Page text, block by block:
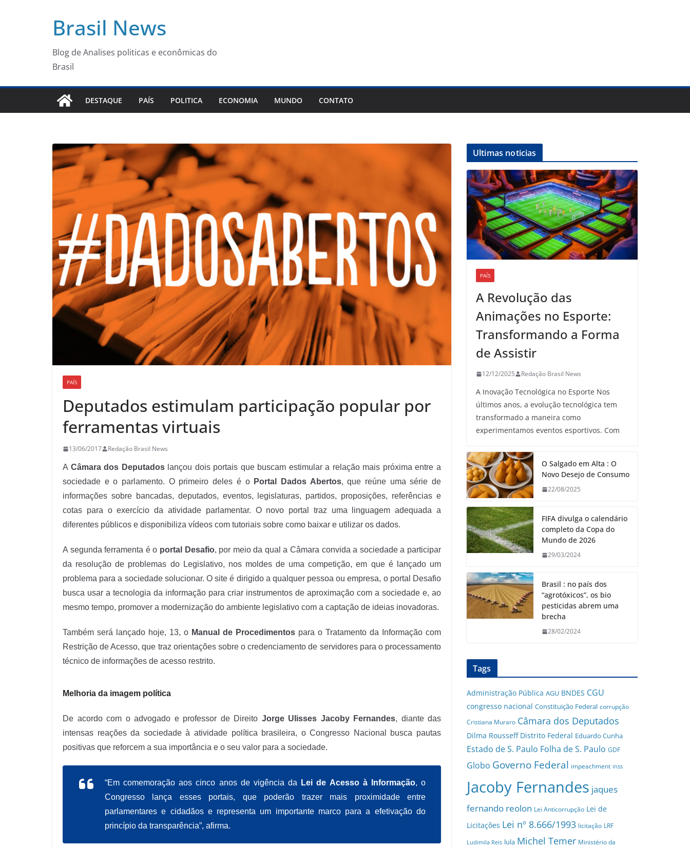
Brasil News
Blog de Analises politicas e econômicas do
Brasil
DESTAQUE PAÍS POLITICA ECONOMIA MUNDO CONTATO
PAÍS
Deputados estimulam participação popular por
ferramentas virtuais
13/06/2017 Redação Brasil News
A Câmara dos Deputadoslançou dois portais que buscam estimular a relação mais próxima entre a
sociedade e o parlamento. O primeiro deles é o Portal Dados Abertos, que reúne uma série de
informações sobre bancadas, deputados, eventos, legislaturas, partidos, proposições, referências e
cotas para o exercício da atividade parlamentar. O novo portal traz uma linguagem adequada a
diferentes públicos e disponibiliza vídeos com tutoriais sobre como baixar e utilizar os dados.
A segunda ferramenta é o portal Desafio, por meio da qual a Câmara convida a sociedade a participar
da resolução de problemas do Legislativo, nos moldes de uma competição, em que é lançado um
problema para a sociedade solucionar. O site é dirigido a qualquer pessoa ou empresa, o portal Desafio
busca usar a tecnologia da informação para criar instrumentos de aproximação com a sociedade e, ao
mesmo tempo, promover a modernização do ambiente legislativo com a captação de ideias inovadoras.
Também será lançado hoje, 13, o Manual de Procedimentos para o Tratamento da Informação com
Restrição de Acesso, que traz orientações sobre o credenciamento de servidores para o processamento
técnico de informações de acesso restrito.
Melhoria da imagem política
De acordo com o advogado e professor de Direito Jorge Ulisses Jacoby Fernandes, diante das
intensas reações da sociedade à atividade política brasileira, o Congresso Nacional busca pautas
positivas que reforcem a sua importância e o seu valor para a sociedade.
“Em comemoração aos cinco anos de vigência da Lei de Acesso à Informação, o
Congresso lança esses portais, que poderão trazer mais proximidade entre
parlamentares e cidadãos e representa um importante marco para a efetivação do
princípio da transparência”, afirma.
Ultimas noticias
PAÍS
A Revolução das
Animações no Esporte:
Transformando a Forma
de Assistir
12/12/2025 Redação Brasil News
A Inovação Tecnológica no Esporte Nos
últimos anos, a evolução tecnológica tem
transformado a maneira como
experimentamos eventos esportivos. Com
O Salgado em Alta : O
Novo Desejo de Consumo
22/08/2025
FIFA divulga o calendário
completo da Copa do
Mundo de 2026
29/03/2024
Brasil : no país dos
“agrotóxicos”, os bio
pesticidas abrem uma
brecha
28/02/2024
Tags
Administração Pública AGU BNDES CGU
congresso nacional Constituição Federal corrupção
Cristiana Muraro Câmara dos Deputados
Dilma Rousseff Distrito Federal Eduardo Cunha
Estado de S. Paulo Folha de S. Paulo GDF
Globo Governo Federal impeachment inss
Jacoby Fernandes jaques
fernando reolon Lei Anticorrupção Lei de
Licitações Lei nº 8.666/1993 licitação LRF
Ludimila Reis lula Michel Temer Ministério da